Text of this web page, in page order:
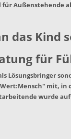
für Außenstehende
das Kind
für
Lösungsbringer
mit, in
wurde